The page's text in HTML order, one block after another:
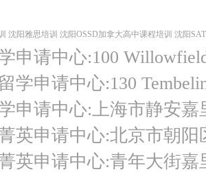
沈阳雅思培训 沈阳OSSD加拿大高中课程培训 沈阳
申请中心:100
学申请中心:130
申请中心:上海市静安嘉
英申请中心:北京市朝
英申请中心:青年大街